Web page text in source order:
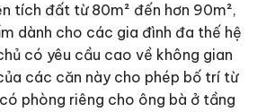
tích đất từ 80m² đến hơn 90m²,
dành cho các gia đình đa thế hệ
có yêu cầu cao về không gian
các căn này cho phép bố trí từ
phòng riêng cho ông bà ở tầng